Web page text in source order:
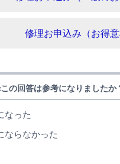
修理お申込み（お得意
の回答は参考になりましたか
なった
ならなかった